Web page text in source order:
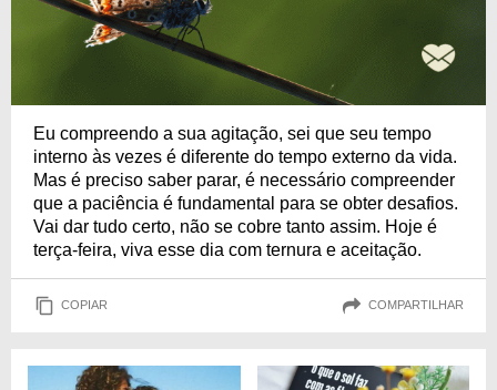
Eu compreendo a sua agitação, sei que seu tempo
interno às vezes é diferente do tempo externo da vida.
Mas é preciso saber parar, é necessário compreender
que a paciência é fundamental para se obter desafios.
Vai dar tudo certo, não se cobre tanto assim. Hoje é
terça-feira, viva esse dia com ternura e aceitação.
COPIAR COMPARTILHAR